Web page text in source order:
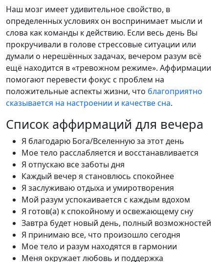
Наш мозг имеет удивительное свойство, в
определенных условиях он воспринимает мысли и
слова как команды к действию. Если весь день Вы
прокручивали в голове стрессовые ситуации или
думали о нерешённых задачах, вечером разум всё
ещё находится в «тревожном режиме». Аффирмации
помогают перевести фокус с проблем на
положительные аспекты жизни, что благоприятно
сказывается на настроении и качестве сна.
Список аффирмаций для вечера
Я благодарю Бога/Вселенную за этот день
Мое тело расслабляется и восстанавливается
Я отпускаю все заботы дня
Каждый вечер я становлюсь спокойнее
Я заслуживаю отдыха и умиротворения
Мой разум успокаивается с каждым вдохом
Я готов(а) к спокойному и освежающему сну
Завтра будет новый день, полный возможностей
Я принимаю все, что произошло сегодня
Мое тело и разум находятся в гармонии
Меня окружает любовь и поддержка